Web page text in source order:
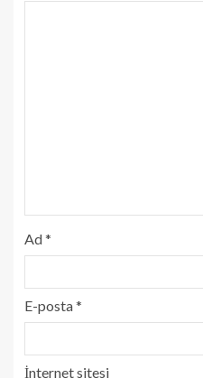
Ad*
E-posta*
İnternet sitesi